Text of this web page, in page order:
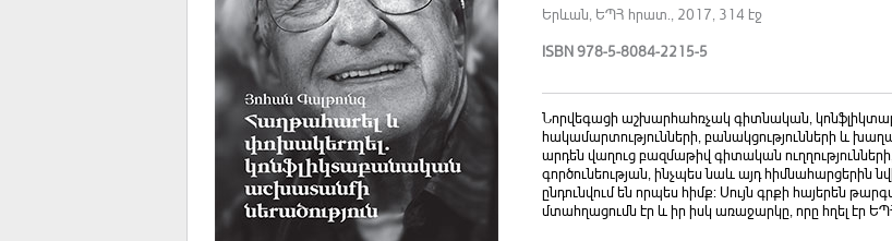
Երևան, ԵՊՀ հրատ., 2017, 314 էջ
ISBN 978-5-8084-2215-5
Նորվեգացի աշխարհահռչակ գիտնական,
հակամարտությունների, բանակցությունների և
արդեն վաղուց բազմաթիվ գիտական
գործունեության, ինչպես նաև այդ
ընդունվում են որպես հիմք: Սույն գրքի հայերեն
մտահղացումն էր և իր իսկ առաջարկը, որը հղել էր